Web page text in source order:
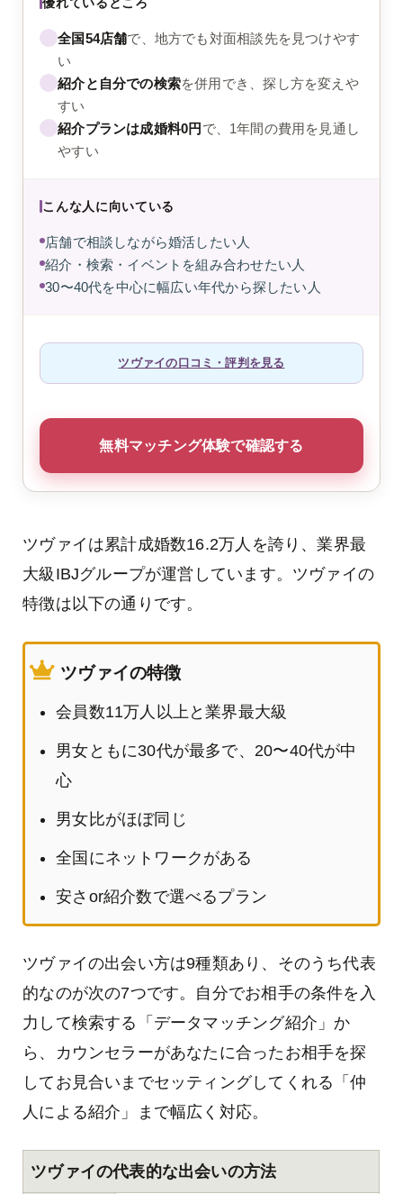
全国54店舗で、地方でも対面相談先を見つけやす
い
紹介と自分での検索を併用でき、探し方を変えや
すい
紹介プランは成婚料0円 で、1年間の費用を見通し
やすい
こんな人に向いている
店舗で相談しながら婚活したい人
紹介・検索・イベントを組み合わせたい人
30〜40代を中心に幅広い年代から探したい人
ツヴァイの口コミ・評判を見る
無料マッチング体験で確認する
ツヴァイは累計成婚数16.2万人を誇り、業界最
大級IBJグループが運営しています。ツヴァイの
特徴は以下の通りです。
ツヴァイの特徴
会員数11万人以上と業界最大級
男女ともに30代が最多で、20〜40代が中
心
男女比がほぼ同じ
全国にネットワークがある
安さor紹介数で選べるプラン
ツヴァイの出会い方は9種類あり、そのうち代表
的なのが次の7つです。自分でお相手の条件を入
力して検索する「データマッチング紹介」か
ら、カウンセラーがあなたに合ったお相手を探
してお見合いまでセッティングしてくれる「仲
人による紹介」まで幅広く対応。
ツヴァイの代表的な出会いの方法